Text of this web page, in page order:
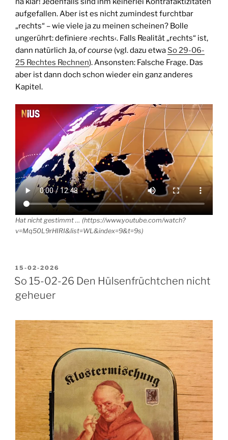
aufgefallen. Aber ist es nicht zumindest furchtbar
„rechts“ – wie viele ja zu meinen scheinen? Bolle
ungerührt: definiere ›rechts‹. Falls Realität „rechts“ ist,
dann natürlich Ja,of course (vgl. dazu etwa So 29-06-
25 Rechtes Rechnen). Ansonsten: Falsche Frage. Das
aber ist dann doch schon wieder ein ganz anderes
Kapitel.
Hat nicht gestimmt … (https://www.youtube.com/watch?
v=Mq50L9rHIRI&list=WL&index=9&t=9s)
VERÖFFENTLICHT
AM
15-02-2026
So 15-02-26 Den Hülsenfrüchtchen nicht
geheuer